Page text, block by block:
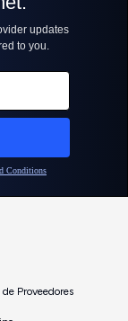
Proveedores